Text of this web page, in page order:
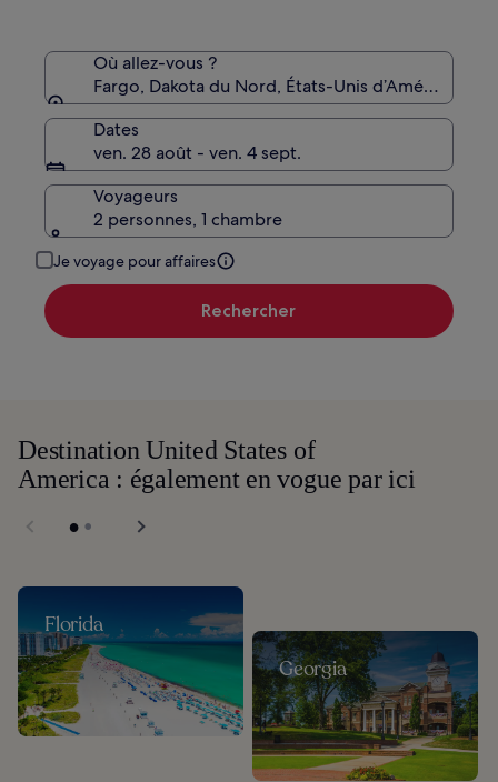
standard.
Où allez-vous ?
Fargo, Dakota du Nord, États-Unis d’Amérique
Dates
ven. 28 août - ven. 4 sept.
Voyageurs
2 personnes, 1 chambre
Je voyage pour affaires
Rechercher
Destination United States of
America : également en vogue par ici
Florida
Georgia